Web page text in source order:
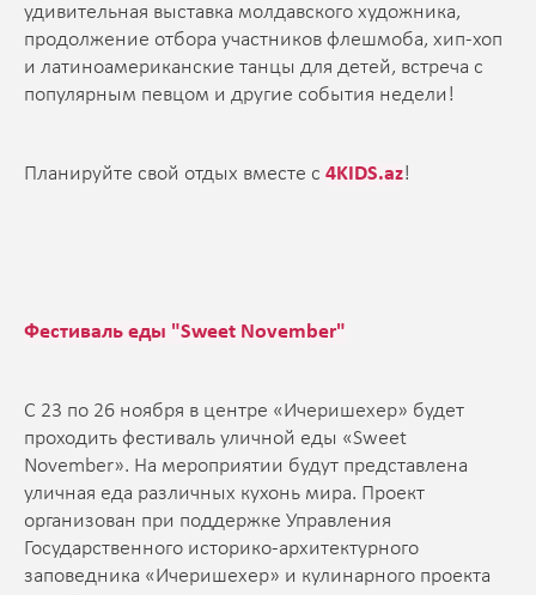
удивительная выставка молдавского художника,
продолжение отбора участников флешмоба, хип-хоп
и латиноамериканские танцы для детей, встреча с
популярным певцом и другие события недели!
Планируйте свой отдых вместе с 4KIDS.az!
Фестиваль еды "Sweet November"
С 23 по 26 ноября в центре «Ичеришехер» будет
проходить фестиваль уличной еды «Sweet
November». На мероприятии будут представлена
уличная еда различных кухонь мира. Проект
организован при поддержке Управления
Государственного историко-архитектурного
заповедника «Ичеришехер» и кулинарного проекта